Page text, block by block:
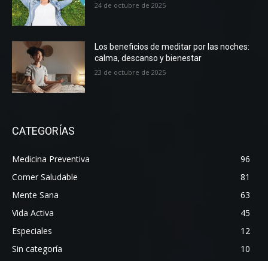
24 de octubre de 2025
Los beneficios de meditar por las noches:
calma, descanso y bienestar
23 de octubre de 2025
CATEGORÍAS
Medicina Preventiva
96
Comer Saludable
81
Mente Sana
63
Vida Activa
45
Especiales
12
Sin categoría
10